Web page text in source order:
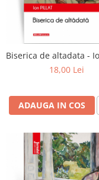
Biserica de altadata -
18,00 Lei
ADAUGA IN COS